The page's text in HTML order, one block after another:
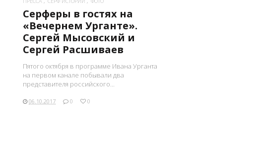
Серферы в гостях на
«Вечернем Урганте».
Сергей Мысовский и
Сергей Расшиваев
Пятого октября в программе Ивана Урганта
на первом канале побывали два
представителя российского...
06.10.2017 0 0